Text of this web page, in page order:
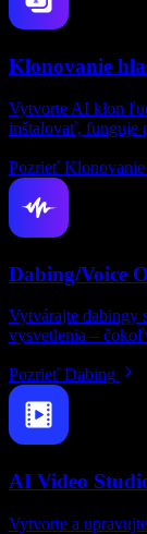
Klonovanie
Vytvorte AI klon
inštalovať, funguje
Pozrieť Klonovanie
Dabing/Voice
Vytvárajte dabingy
vysvetlenia –
Pozrieť Dabing
AI Video
Vytvorte a